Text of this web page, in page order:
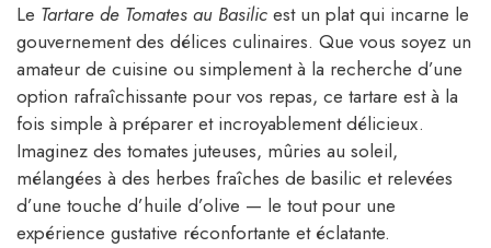
Le Tartare de Tomates au Basilic est un plat qui incarne le
gouvernement des délices culinaires. Que vous soyez un
amateur de cuisine ou simplement à la recherche d’une
option rafraîchissante pour vos repas, ce tartare est à la
fois simple à préparer et incroyablement délicieux.
Imaginez des tomates juteuses, mûries au soleil,
mélangées à des herbes fraîches de basilic et relevées
d’une touche d’huile d’olive — le tout pour une
expérience gustative réconfortante et éclatante.